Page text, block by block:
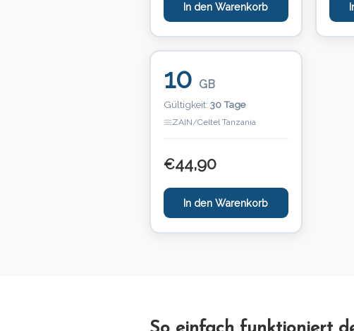
In den Warenkorb
10 GB
Gültigkeit: 30 Tage
ZAIN/Celtel Tanzania
€44,90
In den Warenkorb